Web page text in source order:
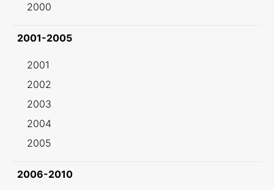
2000
2001-2005
2001
2002
2003
2004
2005
2006-2010